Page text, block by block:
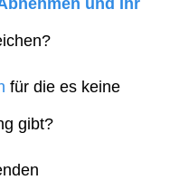
und Ihr
für die es keine
gibt?